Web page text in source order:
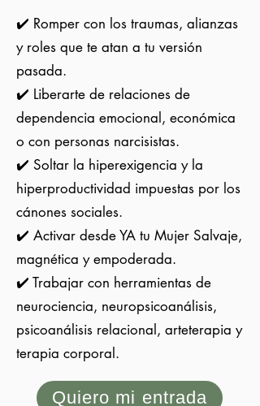
✔️ Romper con los traumas, alianzas
y roles que te atan a tu versión
pasada.
✔️ Liberarte de relaciones de
dependencia emocional, económica
o con personas narcisistas.
✔️ Soltar la hiperexigencia y la
hiperproductividad impuestas por los
cánones sociales.
✔️ Activar desde YA tu Mujer Salvaje,
magnética y empoderada.
✔️ Trabajar con herramientas de
neurociencia, neuropsicoanálisis,
psicoanálisis relacional, arteterapia y
terapia corporal.
Quiero mi entrada